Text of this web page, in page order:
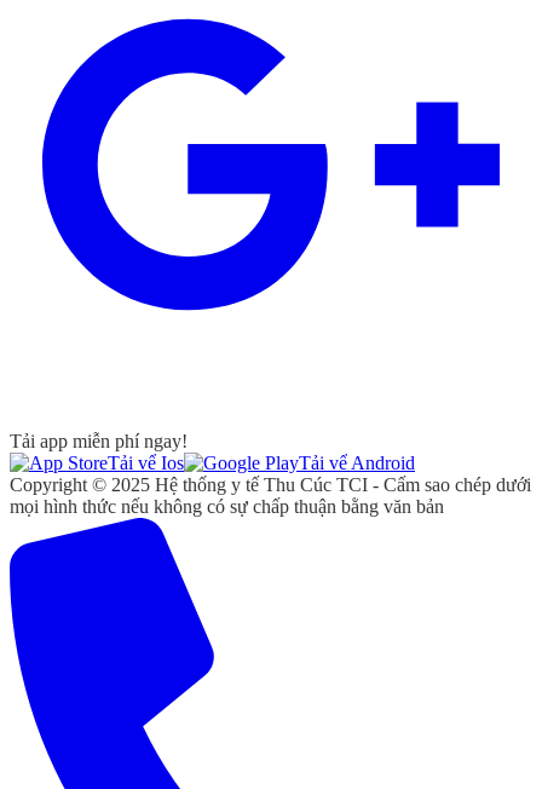
Tải app miễn phí ngay!
Tải vể Ios
Tải vể Android
Copyright © 2025 Hệ thống y tế Thu Cúc TCI - Cấm sao chép dưới
mọi hình thức nếu không có sự chấp thuận bằng văn bản